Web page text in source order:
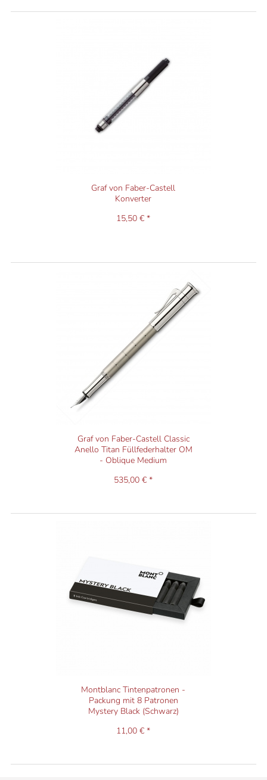
Graf von Faber-Castell
Konverter
15,50 € *
Graf von Faber-Castell Classic
Anello Titan Füllfederhalter OM
- Oblique Medium
535,00 € *
Montblanc Tintenpatronen -
Packung mit 8 Patronen
Mystery Black (Schwarz)
11,00 € *